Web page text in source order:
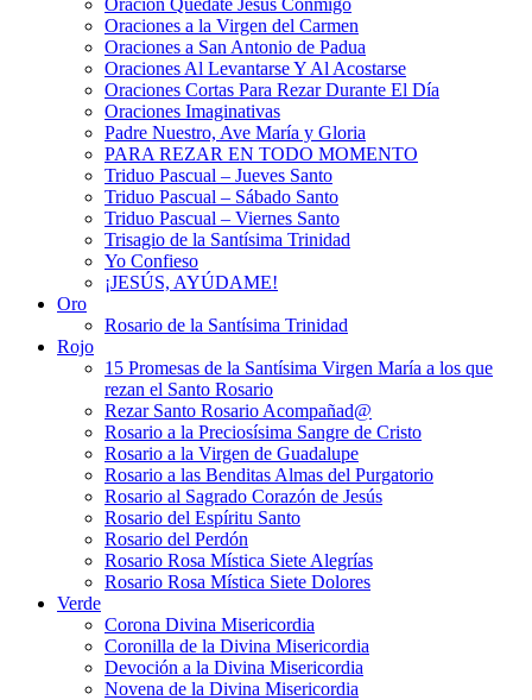
Oraciones a la Virgen del Carmen
Oraciones a San Antonio de Padua
Oraciones Al Levantarse Y Al Acostarse
Oraciones Cortas Para Rezar Durante El Día
Oraciones Imaginativas
Padre Nuestro, Ave María y Gloria
PARA REZAR EN TODO MOMENTO
Triduo Pascual – Jueves Santo
Triduo Pascual – Sábado Santo
Triduo Pascual – Viernes Santo
Trisagio de la Santísima Trinidad
Yo Confieso
¡JESÚS, AYÚDAME!
Oro
Rosario de la Santísima Trinidad
Rojo
15 Promesas de la Santísima Virgen María a los que
rezan el Santo Rosario
Rezar Santo Rosario Acompañad@
Rosario a la Preciosísima Sangre de Cristo
Rosario a la Virgen de Guadalupe
Rosario a las Benditas Almas del Purgatorio
Rosario al Sagrado Corazón de Jesús
Rosario del Espíritu Santo
Rosario del Perdón
Rosario Rosa Mística Siete Alegrías
Rosario Rosa Mística Siete Dolores
Verde
Corona Divina Misericordia
Coronilla de la Divina Misericordia
Devoción a la Divina Misericordia
Novena de la Divina Misericordia